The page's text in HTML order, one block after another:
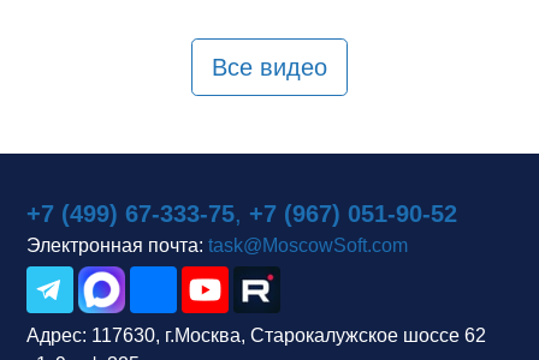
Все видео
+7 (499) 67-333-75, +7 (967) 051-90-52
Электронная почта: task@MoscowSoft.com
Адрес: 117630, г.Москва, Старокалужское шоссе 62